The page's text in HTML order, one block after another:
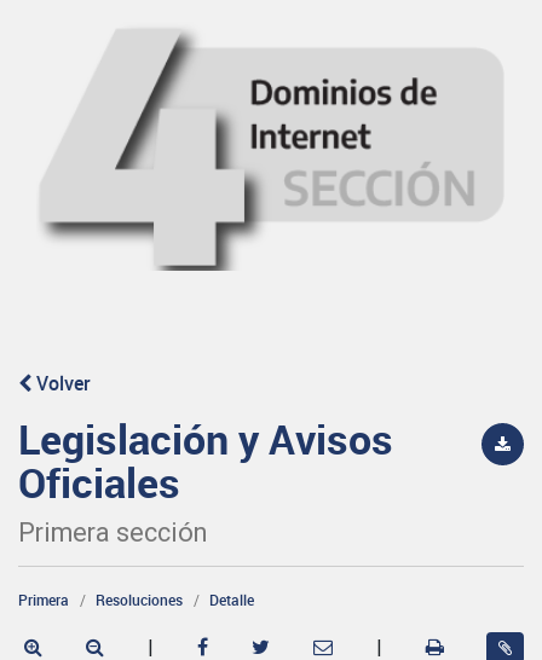
Volver
Legislación y Avisos
Oficiales
Primera sección
Primera Resoluciones Detalle
| |